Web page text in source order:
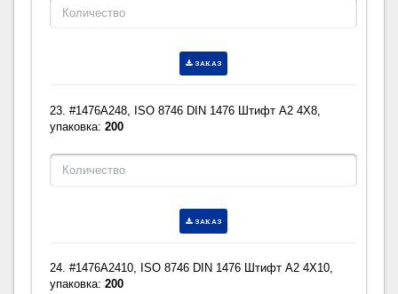
ЗАКАЗ
23. #1476A248, ISO 8746 DIN 1476 Штифт A2 4X8,
упаковка:200
ЗАКАЗ
24. #1476A2410, ISO 8746 DIN 1476 Штифт A2 4X10,
упаковка:200